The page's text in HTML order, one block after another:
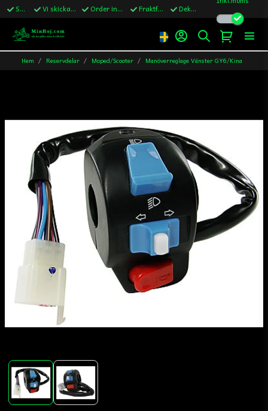
Snabba leveranser Vi skickar till Sverige,Danmark & Finland Order innan kl.13 skickas samma vardag Fraktfritt över 1200kr till Sverige Dekaler ingår i alla ordrar
Hem Reservdelar Moped/Scooter Manöverreglage Vänster GY6/Kina